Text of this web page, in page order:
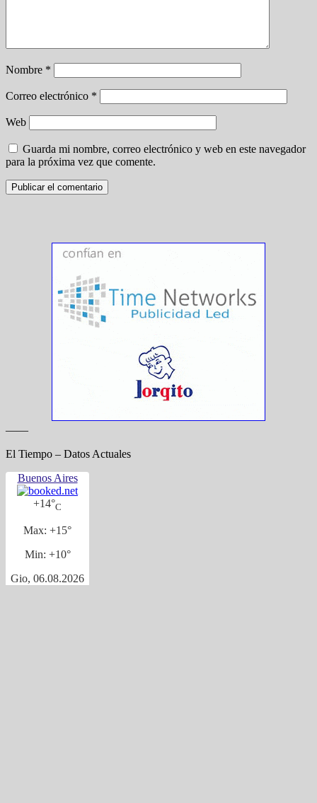
Nombre *
Correo electrónico *
Web
Guarda mi nombre, correo electrónico y web en este navegador
para la próxima vez que comente.
——
El Tiempo – Datos Actuales
Buenos Aires
+14°C
Max: +15°
Min: +10°
Gio, 06.08.2026